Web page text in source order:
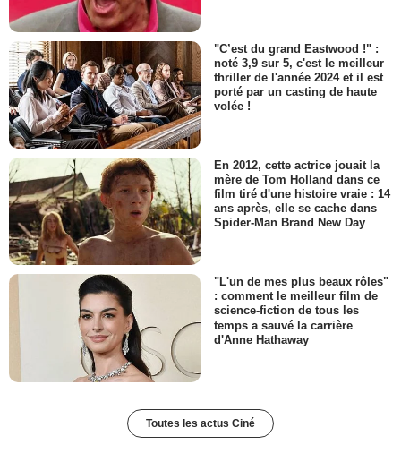
"C’est du grand Eastwood !" :
noté 3,9 sur 5, c'est le meilleur
thriller de l'année 2024 et il est
porté par un casting de haute
volée !
En 2012, cette actrice jouait la
mère de Tom Holland dans ce
film tiré d'une histoire vraie : 14
ans après, elle se cache dans
Spider-Man Brand New Day
"L'un de mes plus beaux rôles"
: comment le meilleur film de
science-fiction de tous les
temps a sauvé la carrière
d'Anne Hathaway
Toutes les actus Ciné